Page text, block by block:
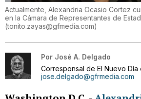
Actualmente, Alexandria Ocasio Cortez
en la Cámara de Representantes de
(tonito.zayas@gfmedia.com)
Por José A. Delgado
Corresponsal de El Nuevo Día
jose.delgado@gfrmedia.com